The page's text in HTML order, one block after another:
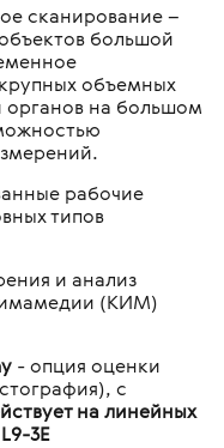
сканирование –
большой
объемных
органов на большом
рабочие
типов
и анализ
(КИМ)
- опция оценки
с
на линейных
3E